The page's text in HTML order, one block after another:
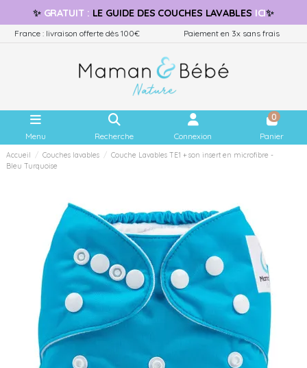
✨ GRATUIT: LE GUIDE DES COUCHES LAVABLES ICI✨
France : livraison offerte dès 100€ Paiement en 3x sans frais
Menu Recherche Connexion
0
Panier
Accueil Couches lavables
Couche Lavables TE1 + son insert en microfibre -
Bleu Turquoise